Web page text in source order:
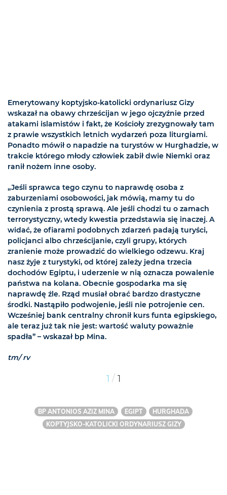
Emerytowany koptyjsko-katolicki ordynariusz Gizy
wskazał na obawy chrześcijan w jego ojczyźnie przed
atakami islamistów i fakt, że Kościoły zrezygnowały tam
z prawie wszystkich letnich wydarzeń poza liturgiami.
Ponadto mówił o napadzie na turystów w Hurghadzie, w
trakcie którego młody człowiek zabił dwie Niemki oraz
ranił nożem inne osoby.
„Jeśli sprawca tego czynu to naprawdę osoba z
zaburzeniami osobowości, jak mówią, mamy tu do
czynienia z prostą sprawą. Ale jeśli chodzi tu o zamach
terrorystyczny, wtedy kwestia przedstawia się inaczej. A
widać, że ofiarami podobnych zdarzeń padają turyści,
policjanci albo chrześcijanie, czyli grupy, których
zranienie może prowadzić do wielkiego odzewu. Kraj
nasz żyje z turystyki, od której zależy jedna trzecia
dochodów Egiptu, i uderzenie w nią oznacza powalenie
państwa na kolana. Obecnie gospodarka ma się
naprawdę źle. Rząd musiał obrać bardzo drastyczne
środki. Nastąpiło podwojenie, jeśli nie potrojenie cen.
Wcześniej bank centralny chronił kurs funta egipskiego,
ale teraz już tak nie jest: wartość waluty poważnie
spadła” – wskazał bp Mina.
tm/ rv
1 / 1
BP ANTONIOS AZIZ MINA EGIPT
HURGHADA
KOPTYJSKO-KATOLICKI ORDYNARIUSZ GIZY